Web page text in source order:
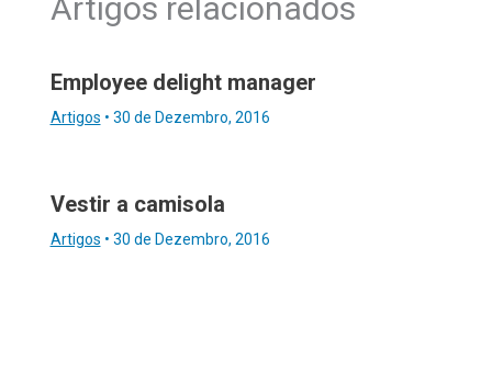
Artigos relacionados
Employee delight manager
Artigos • 30 de Dezembro, 2016
Vestir a camisola
Artigos • 30 de Dezembro, 2016